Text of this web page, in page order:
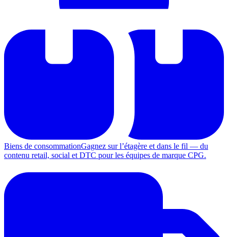
Biens de consommationGagnez sur l’étagère et dans le fil — du
contenu retail, social et DTC pour les équipes de marque CPG.